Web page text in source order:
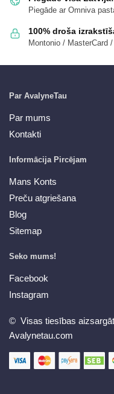
Piegāde ar Omniva
100% droša
Montonio / MasterCard
Par AvalyneTau
Par mums
Kontakti
Informācija Pircējam
Mans Konts
Preču atgriešana
Blog
Sitemap
Seko mums!
Facebook
Instagram
© Visas tiesības
Avalynetau.com